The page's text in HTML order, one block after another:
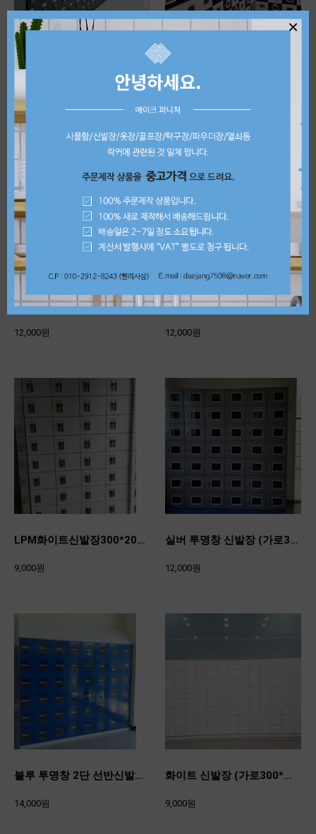
10,000원
메이플 (투명창) 신발장 300*200*370
12,000원
화이트(투명창) 신발장 300*200*370
12,000원
LPM화이트신발장300*200*370
9,000원
실버 투명창 신발장 (가로300*세로200*깊이370)
12,000원
블루 투명창 2단 선반신발장 300*300*370
14,000원
화이트 신발장 (가로300*세200*깊이370)
9,000원
×